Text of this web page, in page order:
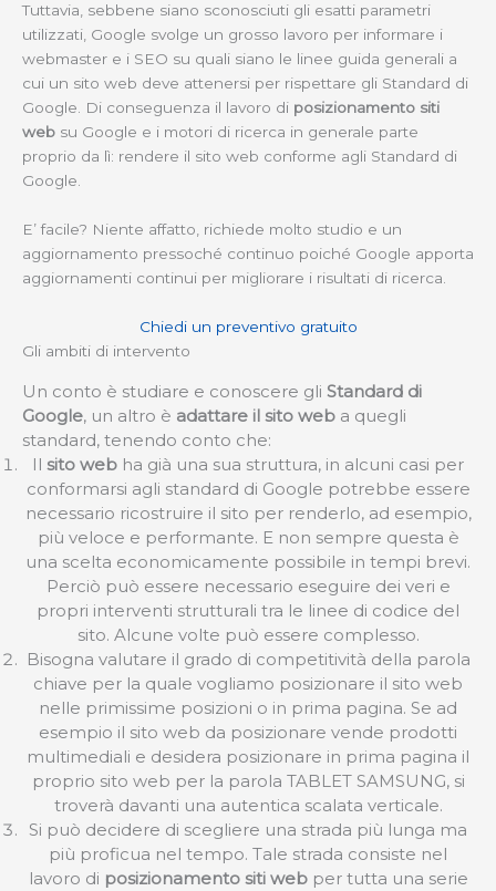
Tuttavia, sebbene siano sconosciuti gli esatti parametri
utilizzati, Google svolge un grosso lavoro per informare i
webmaster e i SEO su quali siano le linee guida generali a
cui un sito web deve attenersi per rispettare gli Standard di
Google. Di conseguenza il lavoro di posizionamento siti
web su Google e i motori di ricerca in generale parte
proprio da lì: rendere il sito web conforme agli Standard di
Google.
E’ facile? Niente affatto, richiede molto studio e un
aggiornamento pressoché continuo poiché Google apporta
aggiornamenti continui per migliorare i risultati di ricerca.
Chiedi un preventivo gratuito
Gli ambiti di intervento
Un conto è studiare e conoscere gli Standard di
Google, un altro è adattare il sito web a quegli
standard, tenendo conto che:
Il sito web ha già una sua struttura, in alcuni casi per
conformarsi agli standard di Google potrebbe essere
necessario ricostruire il sito per renderlo, ad esempio,
più veloce e performante. E non sempre questa è
una scelta economicamente possibile in tempi brevi.
Perciò può essere necessario eseguire dei veri e
propri interventi strutturali tra le linee di codice del
sito. Alcune volte può essere complesso.
Bisogna valutare il grado di competitività della parola
chiave per la quale vogliamo posizionare il sito web
nelle primissime posizioni o in prima pagina. Se ad
esempio il sito web da posizionare vende prodotti
multimediali e desidera posizionare in prima pagina il
proprio sito web per la parola TABLET SAMSUNG, si
troverà davanti una autentica scalata verticale.
Si può decidere di scegliere una strada più lunga ma
più proficua nel tempo. Tale strada consiste nel
lavoro di posizionamento siti webper tutta una serie